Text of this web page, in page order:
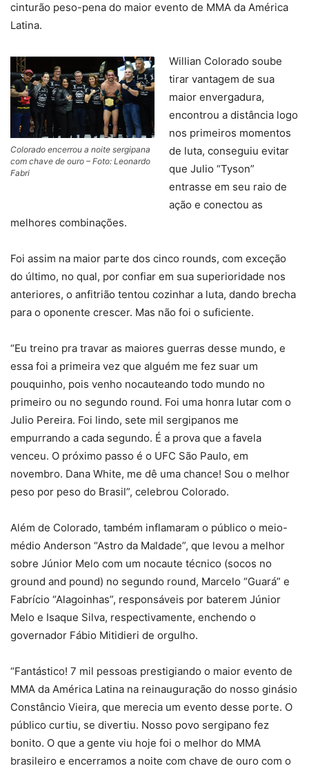
cinturão peso-pena do maior evento de MMA da América
Latina.
Colorado encerrou a noite sergipana
com chave de ouro – Foto: Leonardo
Fabri
Willian Colorado soube
tirar vantagem de sua
maior envergadura,
encontrou a distância logo
nos primeiros momentos
de luta, conseguiu evitar
que Julio “Tyson”
entrasse em seu raio de
ação e conectou as
melhores combinações.
Foi assim na maior parte dos cinco rounds, com exceção
do último, no qual, por confiar em sua superioridade nos
anteriores, o anfitrião tentou cozinhar a luta, dando brecha
para o oponente crescer. Mas não foi o suficiente.
“Eu treino pra travar as maiores guerras desse mundo, e
essa foi a primeira vez que alguém me fez suar um
pouquinho, pois venho nocauteando todo mundo no
primeiro ou no segundo round. Foi uma honra lutar com o
Julio Pereira. Foi lindo, sete mil sergipanos me
empurrando a cada segundo. É a prova que a favela
venceu. O próximo passo é o UFC São Paulo, em
novembro. Dana White, me dê uma chance! Sou o melhor
peso por peso do Brasil”, celebrou Colorado.
Além de Colorado, também inflamaram o público o meio-
médio Anderson “Astro da Maldade”, que levou a melhor
sobre Júnior Melo com um nocaute técnico (socos no
ground and pound) no segundo round, Marcelo “Guará” e
Fabrício “Alagoinhas”, responsáveis por baterem Júnior
Melo e Isaque Silva, respectivamente, enchendo o
governador Fábio Mitidieri de orgulho.
“Fantástico! 7 mil pessoas prestigiando o maior evento de
MMA da América Latina na reinauguração do nosso ginásio
Constâncio Vieira, que merecia um evento desse porte. O
público curtiu, se divertiu. Nosso povo sergipano fez
bonito. O que a gente viu hoje foi o melhor do MMA
brasileiro e encerramos a noite com chave de ouro com o